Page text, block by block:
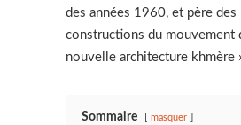
des années 1960, et père des
constructions du mouvement
nouvelle architecture khmère
Sommaire masquer